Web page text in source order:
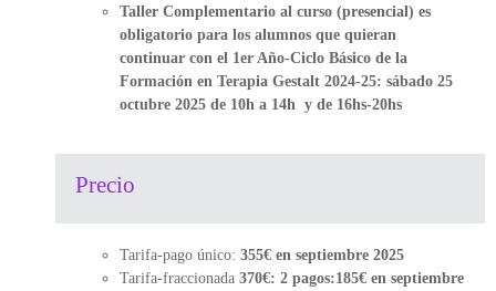
Taller Complementario al curso (presencial) es
obligatorio para los alumnos que quieran
continuar con el 1er Año-Ciclo Básico de la
Formación en Terapia Gestalt 2024-25: sábado 25
octubre 2025 de 10h a 14h y de 16hs-20hs
Precio
Tarifa-pago único: 355€ en septiembre 2025
Tarifa-fraccionada 370€: 2 pagos:185€ en septiembre